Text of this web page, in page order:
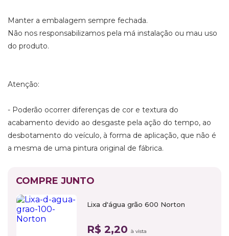
Manter a embalagem sempre fechada.
Não nos responsabilizamos pela má instalação ou mau uso
do produto.
Atenção:
- Poderão ocorrer diferenças de cor e textura do
acabamento devido ao desgaste pela ação do tempo, ao
desbotamento do veículo, à forma de aplicação, que não é
a mesma de uma pintura original de fábrica.
COMPRE JUNTO
Lixa d'água grão 600 Norton
R$ 2,20 à vista